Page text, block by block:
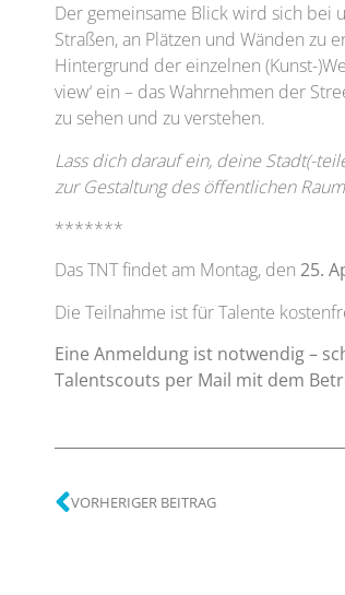
Der gemeinsame Blick wird sich bei
Straßen, an Plätzen und Wänden zu
Hintergrund der einzelnen (Kunst-
view‘ ein – das Wahrnehmen der
zu sehen und zu verstehen.
Lass dich darauf ein, deine Stadt(-
zur Gestaltung des öffentlichen
*******
Das TNT findet am Montag, den 25.
Die Teilnahme ist für Talente
Eine Anmeldung ist notwendig –
Talentscouts per Mail mit dem
VORHERIGER BEITRAG